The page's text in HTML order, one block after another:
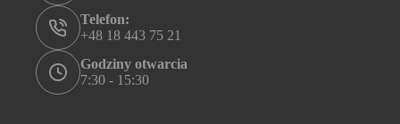
Telefon:
+48 18 443 75 21
Godziny otwarcia
7:30 - 15:30